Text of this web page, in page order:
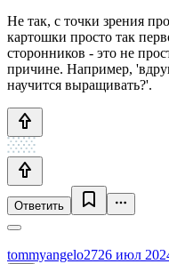
Не так, с точки зрения
картошки просто так
сторонников - это не
причине. Например,
научится выращивать?'.
Ответить
tommyangelo2726 июл